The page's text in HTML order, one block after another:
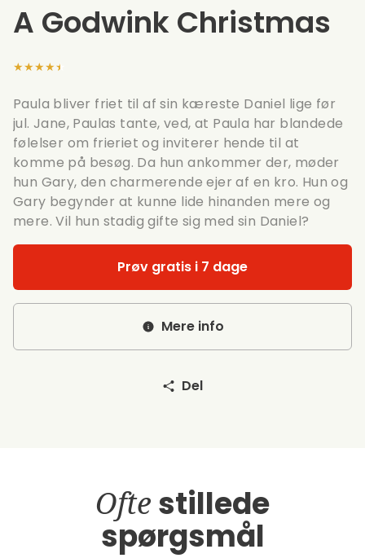
A Godwink Christmas
★★★★★
Paula bliver friet til af sin kæreste Daniel lige før
jul. Jane, Paulas tante, ved, at Paula har blandede
følelser om frieriet og inviterer hende til at
komme på besøg. Da hun ankommer der, møder
hun Gary, den charmerende ejer af en kro. Hun og
Gary begynder at kunne lide hinanden mere og
mere. Vil hun stadig gifte sig med sin Daniel?
Prøv gratis i 7 dage
Mere info
Del
Ofte stillede
spørgsmål